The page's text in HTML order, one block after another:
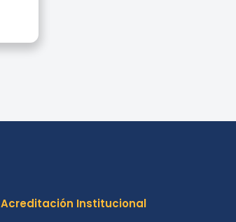
Acreditación Institucional